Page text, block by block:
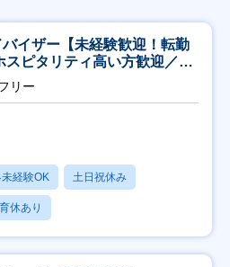
イザー【未経験歓迎！転勤
ピタリティ高い方歓迎／土
リー
経験OK 土日祝休み
休あり